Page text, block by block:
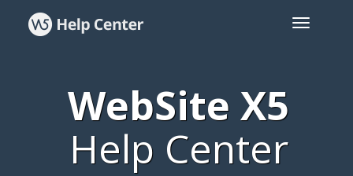
WebSite X5
Help Center